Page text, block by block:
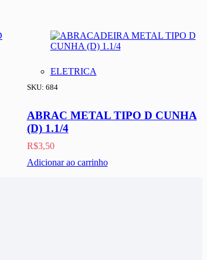
ELETRICA
SKU: 684
ABRAC METAL TIPO D CUNHA
(D) 1.1/4
R$3,50
Adicionar ao carrinho